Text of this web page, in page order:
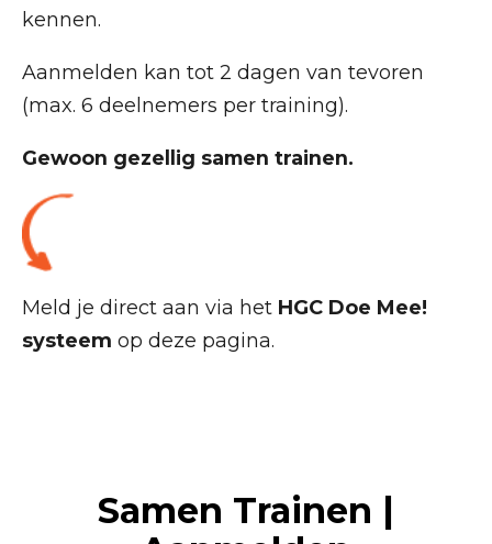
kennen.
Aanmelden kan tot 2 dagen van tevoren
(max. 6 deelnemers per training).
Gewoon gezellig samen trainen.
Meld je direct aan via het HGC Doe Mee!
systeem op deze pagina.
Samen Trainen |